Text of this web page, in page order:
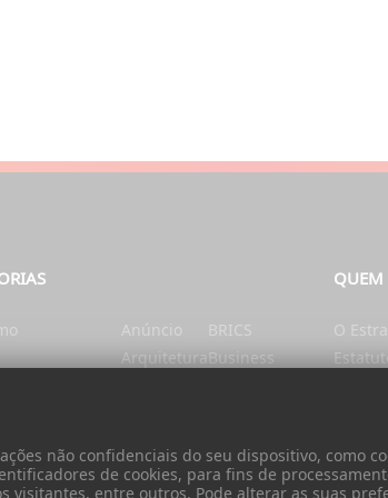
não confidenciais do seu dispositivo, como
de cookies, para fins de
Anúncio
Arquitetura
BRICS
Business
Cidadania
O